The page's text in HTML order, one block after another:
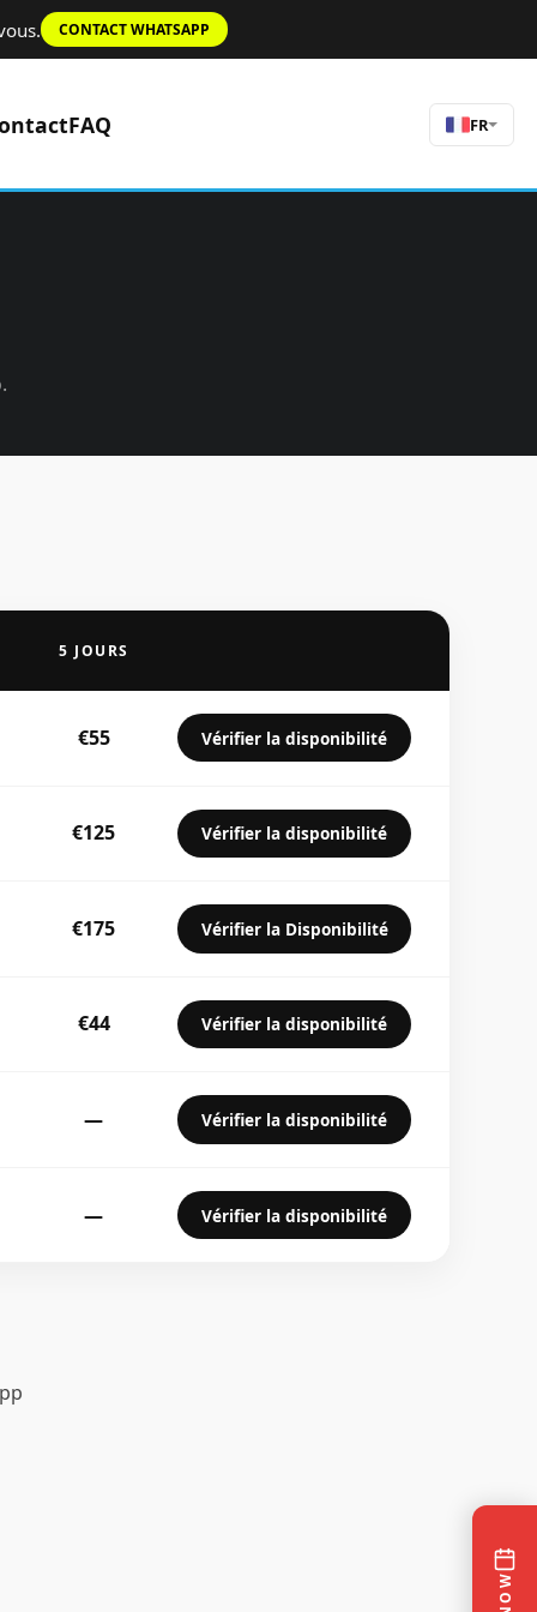
CONTACT WHATSAPP
FAQ FR
5 JOURS
€55 Vérifier la disponibilité
€125 Vérifier la disponibilité
€175 Vérifier la Disponibilité
€44 Vérifier la disponibilité
— Vérifier la disponibilité
— Vérifier la disponibilité